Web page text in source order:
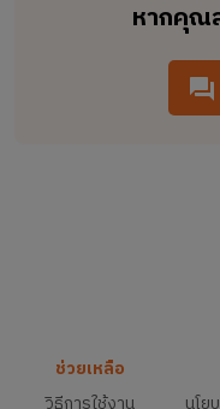
หากคุณ
ช่วยเหลือ
วิธีการใช้งาน
นโย